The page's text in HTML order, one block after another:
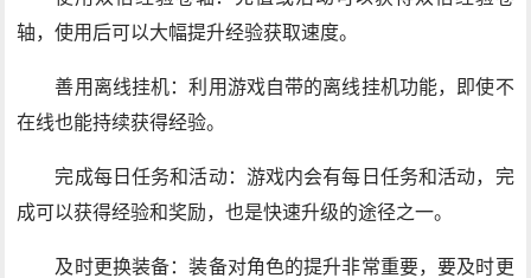
轴，使用后可以大幅提升经验获取速度。
善用离线挂机：利用游戏自带的离线挂机功能，即使不
在线也能持续获得经验。
完成每日任务和活动：游戏内会有每日任务和活动，完
成可以获得经验和奖励，也是快速升级的途径之一。
及时更换装备：装备对角色的提升非常重要，要及时更